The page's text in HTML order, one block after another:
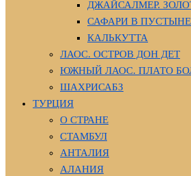
ДЖАЙСАЛМЕР.
САФАРИ В ПУСТЫНЕ
КАЛЬКУТТА
ЛАОС. ОСТРОВ ДОН ДЕТ
ЮЖНЫЙ ЛАОС. ПЛАТО
ШАХРИСАБЗ
ТУРЦИЯ
О СТРАНЕ
СТАМБУЛ
АНТАЛИЯ
АЛАНИЯ